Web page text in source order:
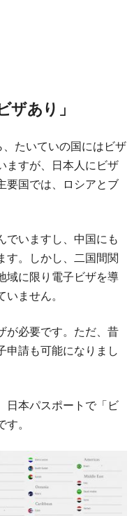
ザあり」
たいていの国にはビザ
ますが、日本人にビザ
要国では、ロシアとブ
でいますし、中国にも
す。しかし、二国間関
域に限り電子ビザを導
ません。
が必要です。ただ、昔
申請も可能になりまし
日本パスポートで「ビ
。